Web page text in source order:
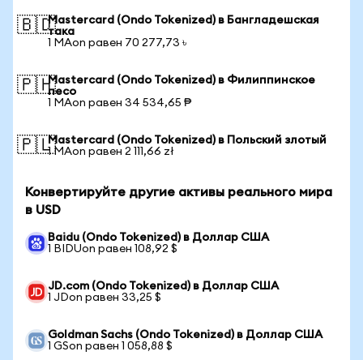
🇧🇩Mastercard (Ondo Tokenized) в Бангладешская
така
1 MAon равен 70 277,73 ৳
🇵🇭Mastercard (Ondo Tokenized) в Филиппинское
песо
1 MAon равен 34 534,65 ₱
🇵🇱Mastercard (Ondo Tokenized) в Польский злотый
1 MAon равен 2 111,66 zł
Конвертируйте другие активы реального мира
в USD
Baidu (Ondo Tokenized) в Доллар США
1 BIDUon равен 108,92 $
JD.com (Ondo Tokenized) в Доллар США
1 JDon равен 33,25 $
Goldman Sachs (Ondo Tokenized) в Доллар США
1 GSon равен 1 058,88 $